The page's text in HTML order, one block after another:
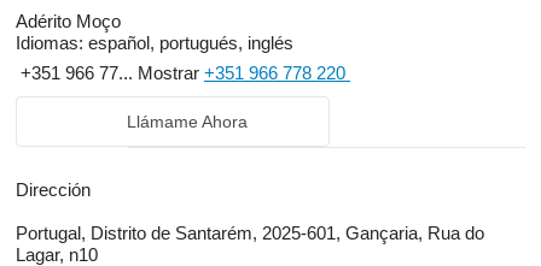
Adérito Moço
Idiomas: español, portugués, inglés
+351 966 77... Mostrar +351 966 778 220
Llámame Ahora
Dirección
Portugal, Distrito de Santarém, 2025-601, Gançaria, Rua do
Lagar, n10